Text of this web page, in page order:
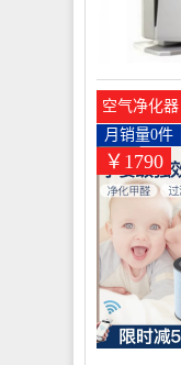
空气净化器
￥1790
月销量0件